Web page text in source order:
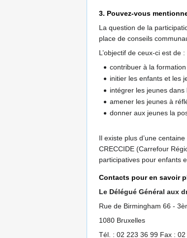
3. Pouvez-vous
La question de la
place de conseils
L’objectif de ceux-ci est de :
contribuer à la
initier les enfants et les
intégrer les jeunes dans
amener les jeunes à
donner aux jeunes la
Il existe plus d’une
CRECCIDE (Carrefour
participatives pour enfants
Contacts pour en savoir
Le Délégué Général aux
Rue de Birmingham 66 -
1080 Bruxelles
Tél. : 02 223 36 99 Fax :